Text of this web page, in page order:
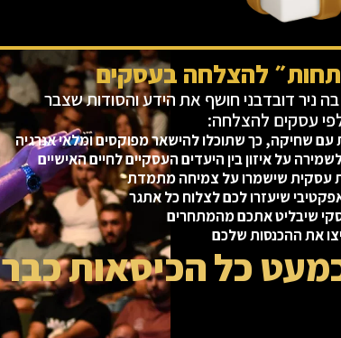
עוצמתי ב27/02, בה ניר דובדבני חושף את הידע והסודות שצבר
עם שחיקה, כך שתוכלו להישאר מפוקסים ומלאי אנרגיה
לשמירה על איזון בין היעדים העסקיים לחיים האישיים
עסקית שישמרו על צמיחה מתמדת
שיעזרו לכם לצלוח כל אתגר
שיבליט אתכם מהמתחרים
את ההכנסות שלכם
כל הכיסאות כבר